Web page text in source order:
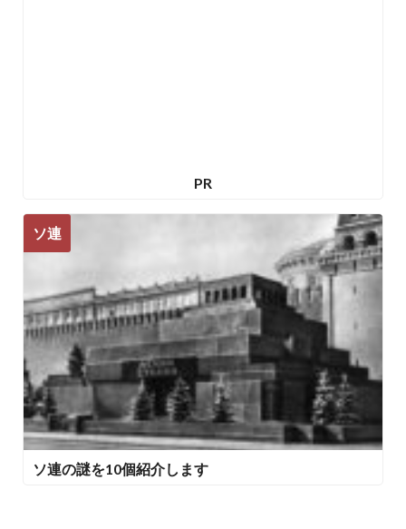
PR
ソ連
ソ連の謎を10個紹介します